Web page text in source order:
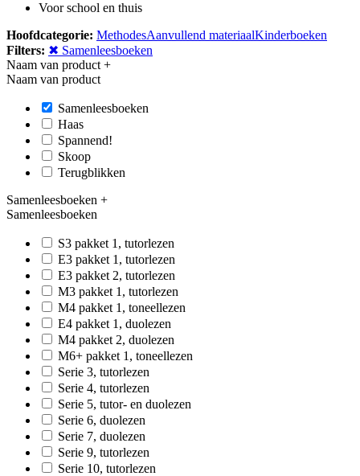
Voor school en thuis
Hoofdcategorie: MethodesAanvullend materiaalKinderboeken
Filters: ✖ Samenleesboeken
Naam van product +
Naam van product
Samenleesboeken
Haas
Spannend!
Skoop
Terugblikken
Samenleesboeken +
Samenleesboeken
S3 pakket 1, tutorlezen
E3 pakket 1, tutorlezen
E3 pakket 2, tutorlezen
M3 pakket 1, tutorlezen
M4 pakket 1, toneellezen
E4 pakket 1, duolezen
M4 pakket 2, duolezen
M6+ pakket 1, toneellezen
Serie 3, tutorlezen
Serie 4, tutorlezen
Serie 5, tutor- en duolezen
Serie 6, duolezen
Serie 7, duolezen
Serie 9, tutorlezen
Serie 10, tutorlezen